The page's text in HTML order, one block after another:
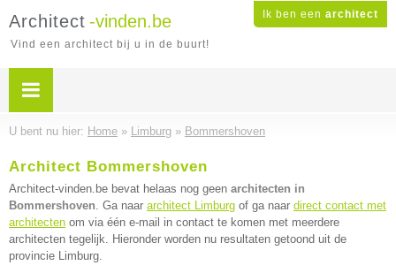
Ik ben een architect
Architect -vinden.be
Vind een architect bij u in de buurt!
U bent nu hier: Home » Limburg » Bommershoven
Architect Bommershoven
Architect-vinden.be bevat helaas nog geen architecten in
Bommershoven. Ga naar architect Limburg of ga naar direct contact met
architecten om via één e-mail in contact te komen met meerdere
architecten tegelijk. Hieronder worden nu resultaten getoond uit de
provincie Limburg.